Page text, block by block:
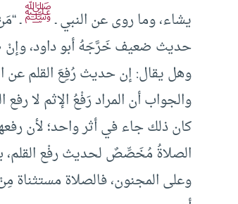
يشاء، وما روى عن النبي ـﷺـ
حديث ضعيف خَرَّجَهُ أبو داود،
وهل يقال: إن حديث رُفِعَ القلم عن
والجواب أن المراد رَفْعُ الإثم لا
كان ذلك جاء في أثر واحد؛ لأن
الصلاةُ مُخَصِّصٌ لحديث رفْع القلم،
وعلى المجنون، فالصلاة مستثناة